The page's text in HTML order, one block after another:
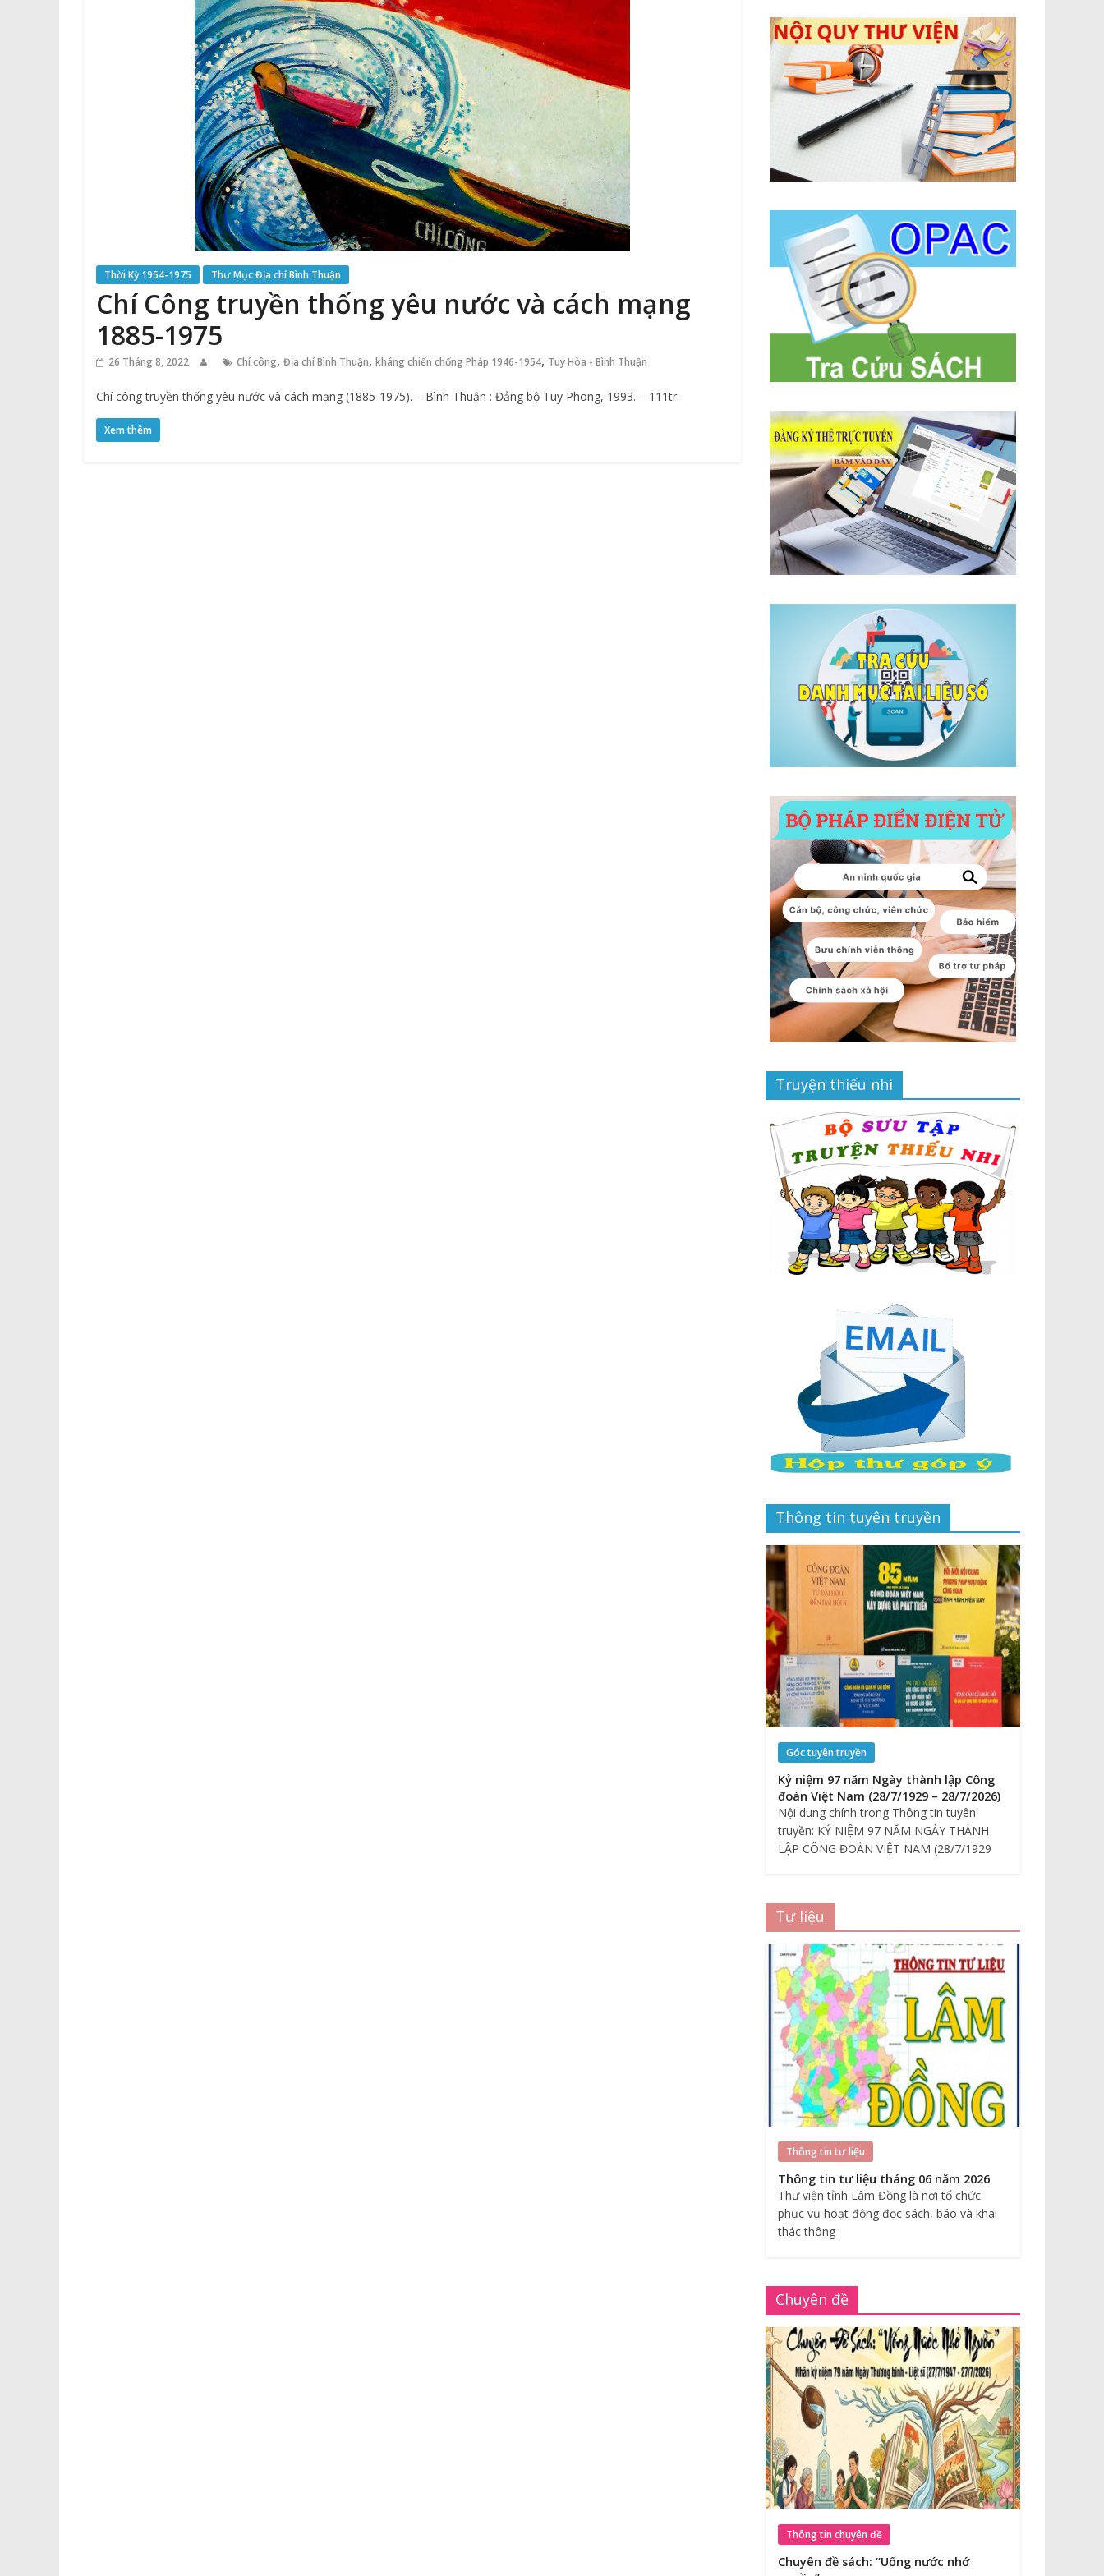
Thời Kỳ 1954-1975 Thư Mục Địa chí Bình Thuận
Chí Công truyền thống yêu nước và cách mạng
1885-1975
26 Tháng 8, 2022 Chí công, Địa chí Bình Thuận, kháng chiến chống Pháp 1946-1954, Tuy Hòa - Bình Thuận
Chí công truyền thống yêu nước và cách mạng (1885-1975). – Bình Thuận : Đảng bộ Tuy Phong, 1993. – 111tr.
Xem thêm
Truyện thiếu nhi
Thông tin tuyên truyền
Góc tuyên truyền
Kỷ niệm 97 năm Ngày thành lập Công
đoàn Việt Nam (28/7/1929 – 28/7/2026)
Nội dung chính trong Thông tin tuyên
truyền: KỶ NIỆM 97 NĂM NGÀY THÀNH
LẬP CÔNG ĐOÀN VIỆT NAM (28/7/1929
Tư liệu
Thông tin tư liệu
Thông tin tư liệu tháng 06 năm 2026
Thư viện tỉnh Lâm Đồng là nơi tổ chức
phục vụ hoạt động đọc sách, báo và khai
thác thông
Chuyên đề
Thông tin chuyên đề
Chuyên đề sách: “Uống nước nhớ